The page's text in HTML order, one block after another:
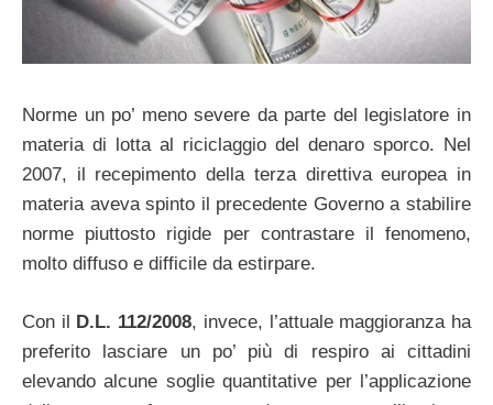
Norme un po’ meno severe da parte del legislatore in
materia di lotta al riciclaggio del denaro sporco. Nel
2007, il recepimento della terza direttiva europea in
materia aveva spinto il precedente Governo a stabilire
norme piuttosto rigide per contrastare il fenomeno,
molto diffuso e difficile da estirpare.
Con il D.L. 112/2008, invece, l’attuale maggioranza ha
preferito lasciare un po’ più di respiro ai cittadini
elevando alcune soglie quantitative per l’applicazione